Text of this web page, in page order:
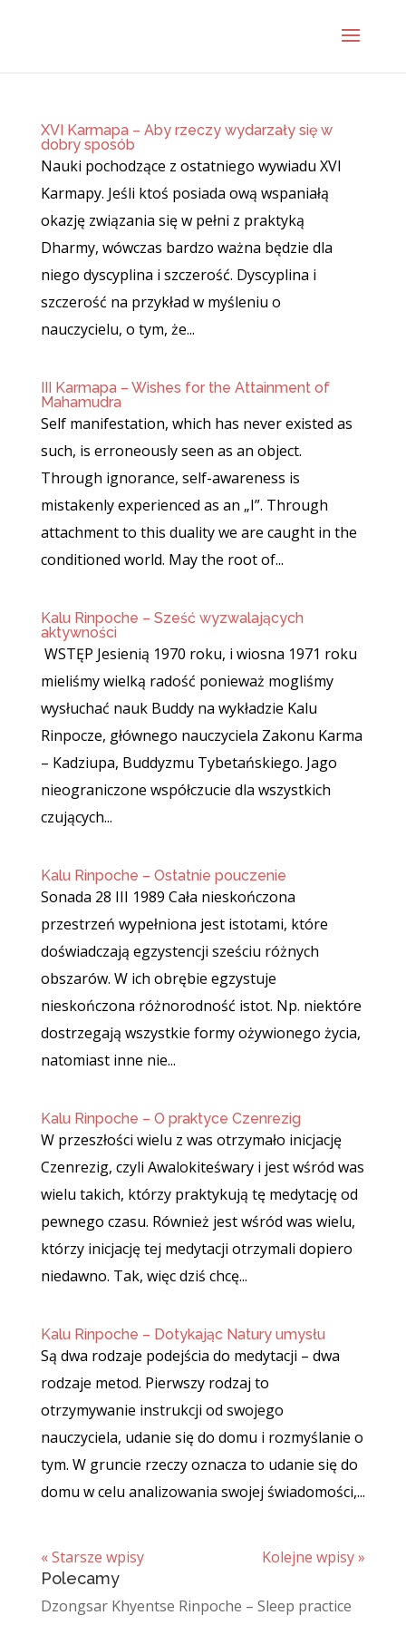
XVI Karmapa – Aby rzeczy wydarzały się w
dobry sposób
Nauki pochodzące z ostatniego wywiadu XVI
Karmapy. Jeśli ktoś posiada ową wspaniałą
okazję związania się w pełni z praktyką
Dharmy, wówczas bardzo ważna będzie dla
niego dyscyplina i szczerość. Dyscyplina i
szczerość na przykład w myśleniu o
nauczycielu, o tym, że...
III Karmapa – Wishes for the Attainment of
Mahamudra
Self manifestation, which has never existed as
such, is erroneously seen as an object.
Through ignorance, self-awareness is
mistakenly experienced as an „I”. Through
attachment to this duality we are caught in the
conditioned world. May the root of...
Kalu Rinpoche – Sześć wyzwalających
aktywności
WSTĘP Jesienią 1970 roku, i wiosna 1971 roku
mieliśmy wielką radość ponieważ mogliśmy
wysłuchać nauk Buddy na wykładzie Kalu
Rinpocze, głównego nauczyciela Zakonu Karma
– Kadziupa, Buddyzmu Tybetańskiego. Jago
nieograniczone współczucie dla wszystkich
czujących...
Kalu Rinpoche – Ostatnie pouczenie
Sonada 28 III 1989 Cała nieskończona
przestrzeń wypełniona jest istotami, które
doświadczają egzystencji sześciu różnych
obszarów. W ich obrębie egzystuje
nieskończona różnorodność istot. Np. niektóre
dostrzegają wszystkie formy ożywionego życia,
natomiast inne nie...
Kalu Rinpoche – O praktyce Czenrezig
W przeszłości wielu z was otrzymało inicjację
Czenrezig, czyli Awalokiteśwary i jest wśród was
wielu takich, którzy praktykują tę medytację od
pewnego czasu. Również jest wśród was wielu,
którzy inicjację tej medytacji otrzymali dopiero
niedawno. Tak, więc dziś chcę...
Kalu Rinpoche – Dotykając Natury umysłu
Są dwa rodzaje podejścia do medytacji – dwa
rodzaje metod. Pierwszy rodzaj to
otrzymywanie instrukcji od swojego
nauczyciela, udanie się do domu i rozmyślanie o
tym. W gruncie rzeczy oznacza to udanie się do
domu w celu analizowania swojej świadomości,...
« Starsze wpisy Kolejne wpisy »
Polecamy
Dzongsar Khyentse Rinpoche – Sleep practice